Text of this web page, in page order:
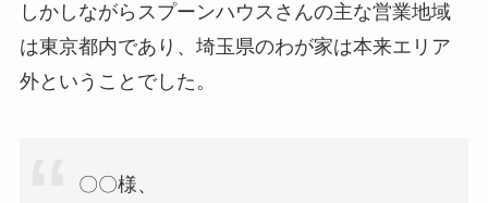
しかしながらスプーンハウスさんの主な営業地域
は東京都内であり、埼玉県のわが家は本来エリア
外ということでした。
〇〇様、